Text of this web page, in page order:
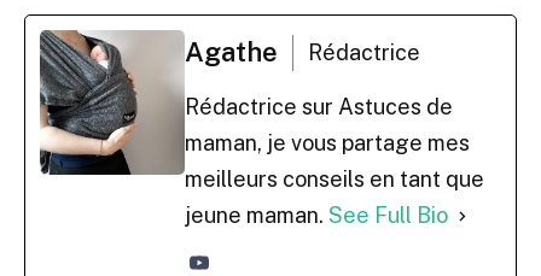
Agathe Rédactrice
Rédactrice sur Astuces de
maman, je vous partage mes
meilleurs conseils en tant que
jeune maman. See Full Bio